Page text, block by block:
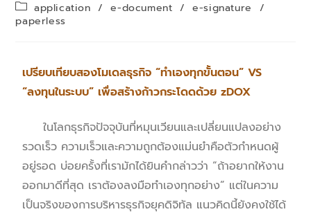
application / e-document / e-signature
/
paperless
เปรียบเทียบสองโมเดลธุรกิจ “ทำเองทุกขั้นตอน” VS
“ลงทุนในระบบ” เพื่อสร้างก้าวกระโดดด้วย zDOX
ในโลกธุรกิจปัจจุบันที่หมุนเวียนและเปลี่ยนแปลงอย่าง
รวดเร็ว ความเร็วและความถูกต้องแม่นยำคือตัวกำหนดผู้
อยู่รอด บ่อยครั้งที่เรามักได้ยินคำกล่าวว่า “ถ้าอยากให้งาน
ออกมาดีที่สุด เราต้องลงมือทำเองทุกอย่าง” แต่ในความ
เป็นจริงของการบริหารธุรกิจยุคดิจิทัล แนวคิดนี้ยังคงใช้ได้